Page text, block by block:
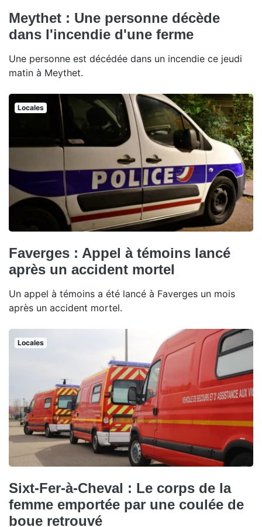
Meythet : Une personne décède
dans l'incendie d'une ferme
Une personne est décédée dans un incendie ce jeudi
matin à Meythet.
Locales
Faverges : Appel à témoins lancé
après un accident mortel
Un appel à témoins a été lancé à Faverges un mois
après un accident mortel.
Locales
Sixt-Fer-à-Cheval : Le corps de la
femme emportée par une coulée de
boue retrouvé